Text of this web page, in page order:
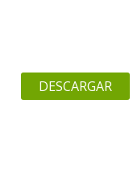
DESCARGAR